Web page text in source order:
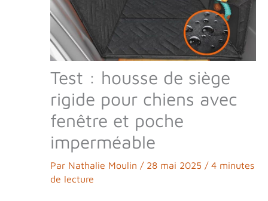
Test : housse de siège
rigide pour chiens avec
fenêtre et poche
imperméable
Par Nathalie Moulin / 28 mai 2025 / 4 minutes
de lecture